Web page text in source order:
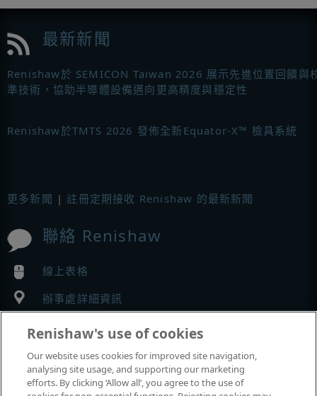
最新新聞
Renishaw於 SEMICON Taiwan 2026 展示先進位置回饋與
準技術，協助半導體設備邁向更高精度與穩定性
Renishaw於TMTS 2026 發佈全新Equator-X™ 檢具系統
更多新聞 | 註冊定期接收 Renishaw 的最新新聞
聯絡 Renishaw
線上表格
辦事處詳細資訊
MyRenishaw
網路商店
Renishaw's use of cookies
Our website uses cookies for improved site navigation,
analysing site usage, and supporting our marketing
efforts. By clicking ‘Allow all’, you agree to the use of